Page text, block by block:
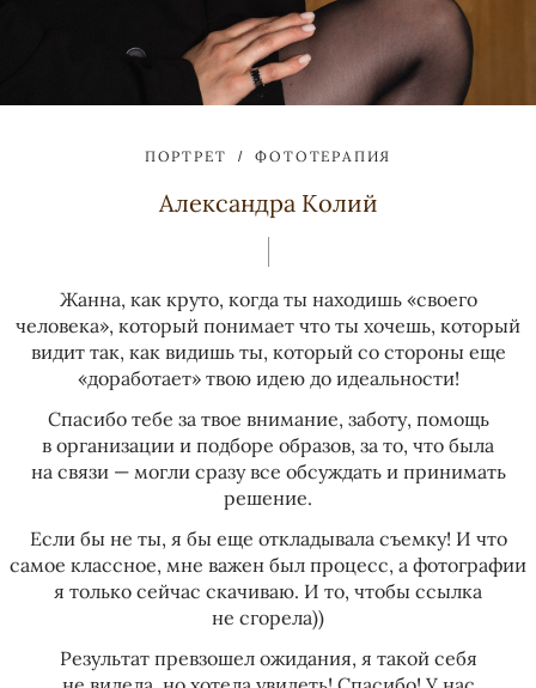
ПОРТРЕТ ФОТОТЕРАПИЯ
Александра Колий
Жанна, как круто, когда ты находишь «своего
человека», который понимает что ты хочешь, который
видит так, как видишь ты, который со стороны еще
«доработает» твою идею до идеальности!
Спасибо тебе за твое внимание, заботу, помощь
в организации и подборе образов, за то, что была
на связи — могли сразу все обсуждать и принимать
решение.
Если бы не ты, я бы еще откладывала съемку! И что
самое классное, мне важен был процесс, а фотографии
я только сейчас скачиваю. И то, чтобы ссылка
не сгорела))
Результат превзошел ожидания, я такой себя